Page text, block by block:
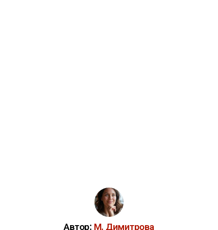
Автор: М. Димитрова